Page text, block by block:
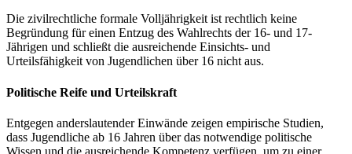
Die zivilrechtliche formale Volljährigkeit ist rechtlich keine
Begründung für einen Entzug des Wahlrechts der 16- und 17-
Jährigen und schließt die ausreichende Einsichts- und
Urteilsfähigkeit von Jugendlichen über 16 nicht aus.
Politische Reife und Urteilskraft
Entgegen anderslautender Einwände zeigen empirische Studien,
dass Jugendliche ab 16 Jahren über das notwendige politische
Wissen und die ausreichende Kompetenz verfügen, um zu einer